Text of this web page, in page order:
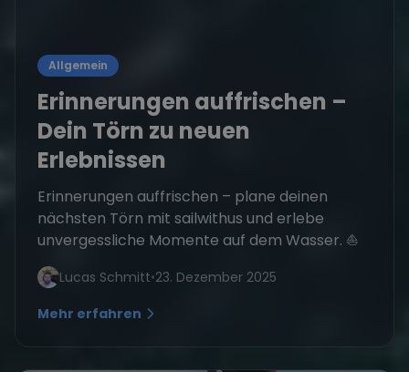
Allgemein
Erinnerungen auffrischen –
Dein Törn zu neuen
Erlebnissen
Erinnerungen auffrischen – plane deinen
nächsten Törn mit sailwithus und erlebe
unvergessliche Momente auf dem Wasser. ⛵
Lucas Schmitt•23. Dezember 2025
Mehr erfahren